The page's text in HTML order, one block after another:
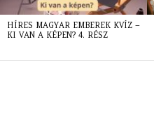
HÍRES MAGYAR EMBEREK KVÍZ –
KI VAN A KÉPEN? 4. RÉSZ